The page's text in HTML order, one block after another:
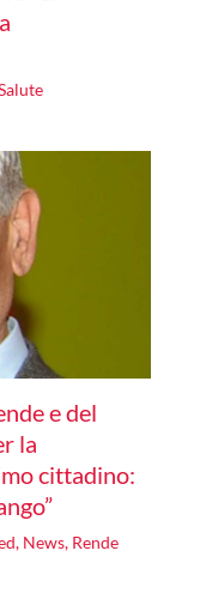
e del
la
cittadino:
, News, Rende